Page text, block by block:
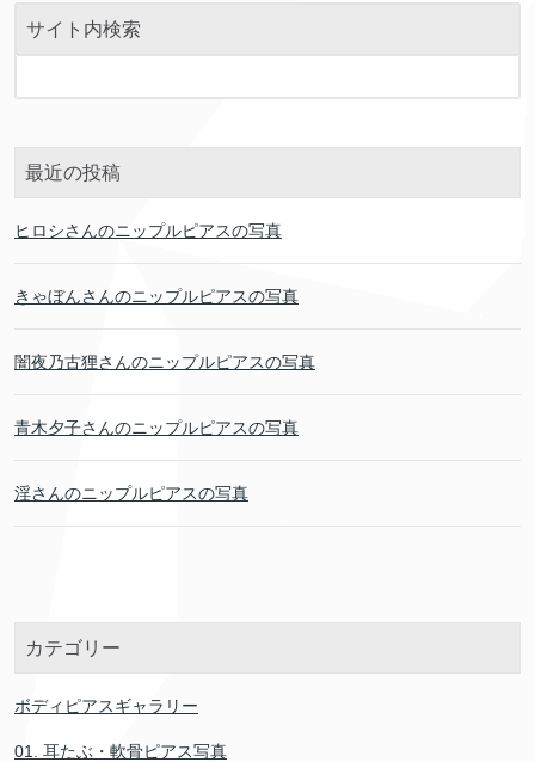
サイト内検索
最近の投稿
ヒロシさんのニップルピアスの写真
きゃぼんさんのニップルピアスの写真
闇夜乃古狸さんのニップルピアスの写真
青木夕子さんのニップルピアスの写真
淫さんのニップルピアスの写真
カテゴリー
ボディピアスギャラリー
01. 耳たぶ・軟骨ピアス写真